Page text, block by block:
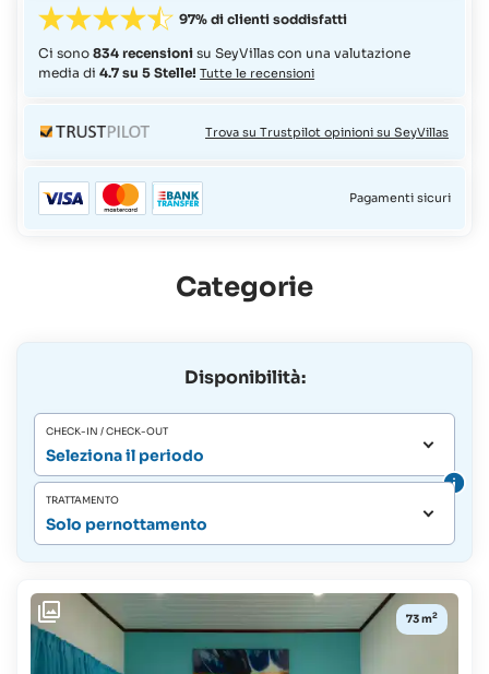
97% di clienti soddisfatti
Ci sono834 recensionisu SeyVillas con una valutazione
media di4.7 su 5 Stelle! Tutte le recensioni
Trova su Trustpilot opinioni su SeyVillas
Pagamenti sicuri
Categorie
Disponibilità:
CHECK-IN / CHECK-OUT
Seleziona il periodo
TRATTAMENTO
Solo pernottamento
73 m2